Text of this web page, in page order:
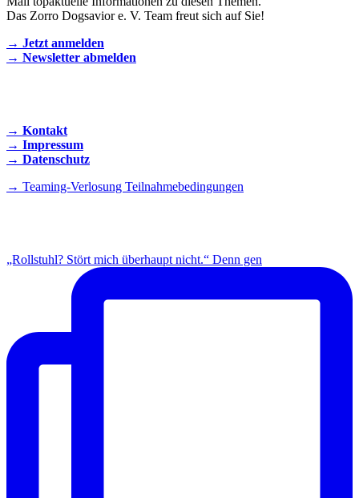
Das Zorro Dogsavior e. V. Team freut sich auf Sie!
→ Jetzt anmelden
→ Newsletter abmelden
→ Kontakt
→ Impressum
→ Datenschutz
→ Teaming-Verlosung Teilnahmebedingungen
„Rollstuhl? Stört mich überhaupt nicht.“ Denn gen